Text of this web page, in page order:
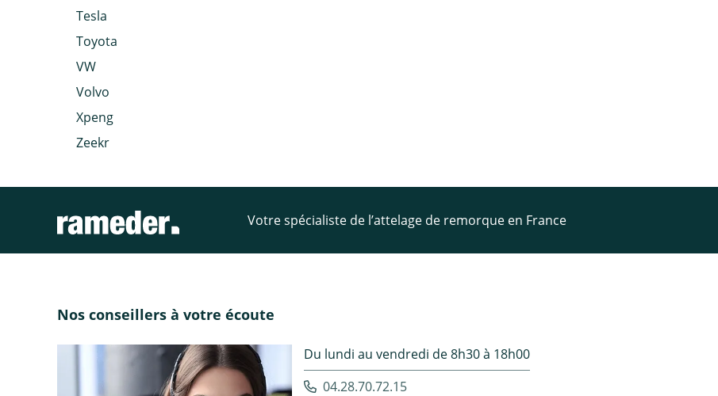
Tesla
Toyota
VW
Volvo
Xpeng
Zeekr
Votre spécialiste de l’attelage de remorque en France
Nos conseillers à votre écoute
Du lundi au vendredi de 8h30 à 18h00
04.28.70.72.15